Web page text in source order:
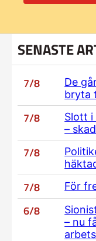
SENASTE
7/8
De
bryta
7/8
Slott i
–
7/8
7/8 För
6/8
– nu